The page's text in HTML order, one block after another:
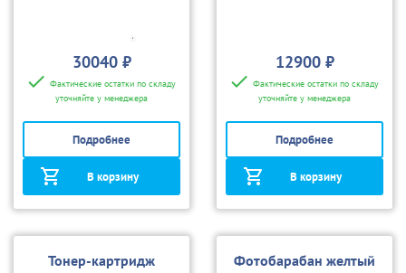
30040 ₽
Фактические остатки по складу
уточняйте у менеджера
Подробнее
В корзину
12900 ₽
Фактические остатки по складу
уточняйте у менеджера
Подробнее
В корзину
Тонер-картридж
Фотобарабан желтый